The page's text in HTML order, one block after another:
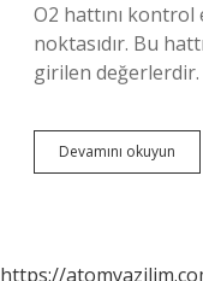
O2 hattını
noktasıdır. Bu
girilen
Devamını okuyun
https://